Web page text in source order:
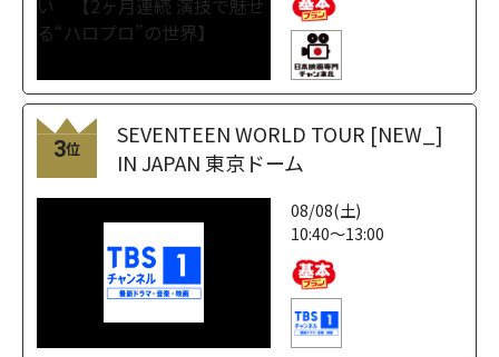
3位
SEVENTEEN WORLD TOUR [NEW_]
IN JAPAN 東京ドーム
08/08(土)
10:40～13:00